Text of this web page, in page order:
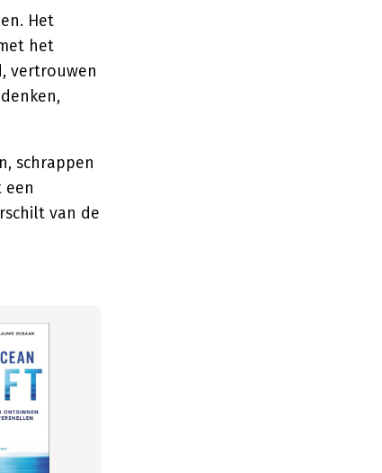
Het
het
vertrouwen
schrappen
een
van de